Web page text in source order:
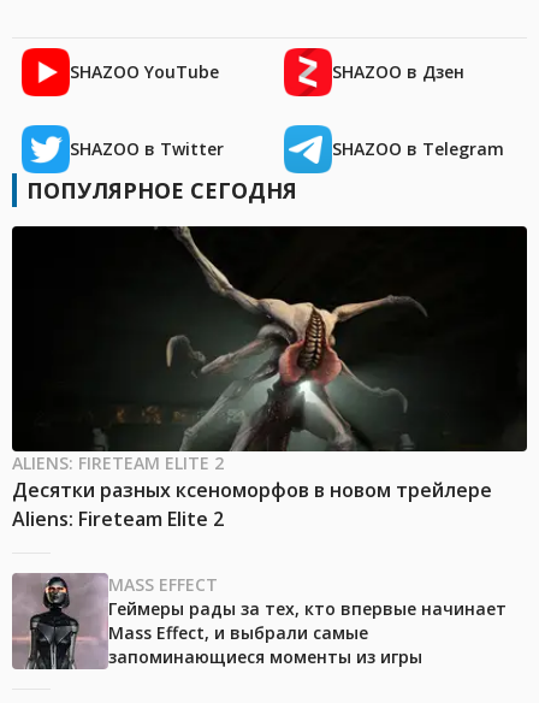
SHAZOO YouTube SHAZOO в Дзен
SHAZOO в Twitter SHAZOO в Telegram
ПОПУЛЯРНОЕ СЕГОДНЯ
ALIENS: FIRETEAM ELITE 2
Десятки разных ксеноморфов в новом трейлере
Aliens: Fireteam Elite 2
MASS EFFECT
Геймеры рады за тех, кто впервые начинает
Mass Effect, и выбрали самые
запоминающиеся моменты из игры